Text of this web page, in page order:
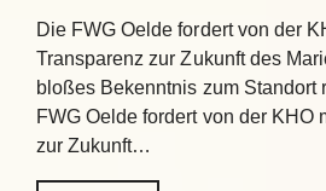
Die FWG Oelde fordert von der
Transparenz zur Zukunft des
bloßes Bekenntnis zum Standort
FWG Oelde fordert von der KHO
zur Zukunft…